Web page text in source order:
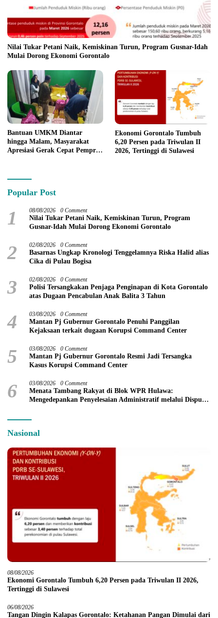
Nilai Tukar Petani Naik, Kemiskinan Turun, Program Gusnar-Idah
Mulai Dorong Ekonomi Gorontalo
Bantuan UMKM Diantar
hingga Malam, Masyarakat
Apresiasi Gerak Cepat Pemprov
Ekonomi Gorontalo Tumbuh
6,20 Persen pada Triwulan II
2026, Tertinggi di Sulawesi
Popular Post
1 08/08/2026 0 Comment
Nilai Tukar Petani Naik, Kemiskinan Turun, Program
Gusnar-Idah Mulai Dorong Ekonomi Gorontalo
2 02/08/2026 0 Comment
Basarnas Ungkap Kronologi Tenggelamnya Riska Halid alias
Cika di Pulau Bogisa
3 02/08/2026 0 Comment
Polisi Tersangkakan Penjaga Penginapan di Kota Gorontalo
atas Dugaan Pencabulan Anak Balita 3 Tahun
4 03/08/2026 0 Comment
Mantan Pj Gubernur Gorontalo Penuhi Panggilan
Kejaksaan terkait dugaan Korupsi Command Center
5 03/08/2026 0 Comment
Mantan Pj Gubernur Gorontalo Resmi Jadi Tersangka
Kasus Korupsi Command Center
6 03/08/2026 0 Comment
Menata Tambang Rakyat di Blok WPR Hulawa:
Mengedepankan Penyelesaian Administratif melalui Dispute
Nasional
08/08/2026
Ekonomi Gorontalo Tumbuh 6,20 Persen pada Triwulan II 2026,
Tertinggi di Sulawesi
06/08/2026
Tangan Dingin Kalapas Gorontalo: Ketahanan Pangan Dimulai dari